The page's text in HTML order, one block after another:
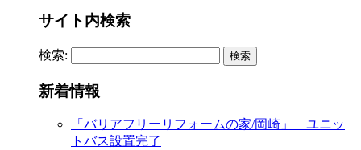
サイト内検索
検索:
新着情報
「バリアフリーリフォームの家/岡崎」 ユニッ
トバス設置完了